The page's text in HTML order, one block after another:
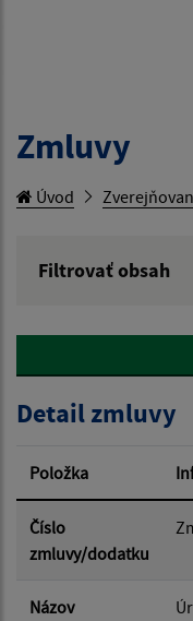
Zmluvy
Úvod
Filtrovať obsah
Hľadať v:
Dátum od:
Dátum do:
Detail zmluvy
Položka
Číslo
zmluvy/dodatku
Názov